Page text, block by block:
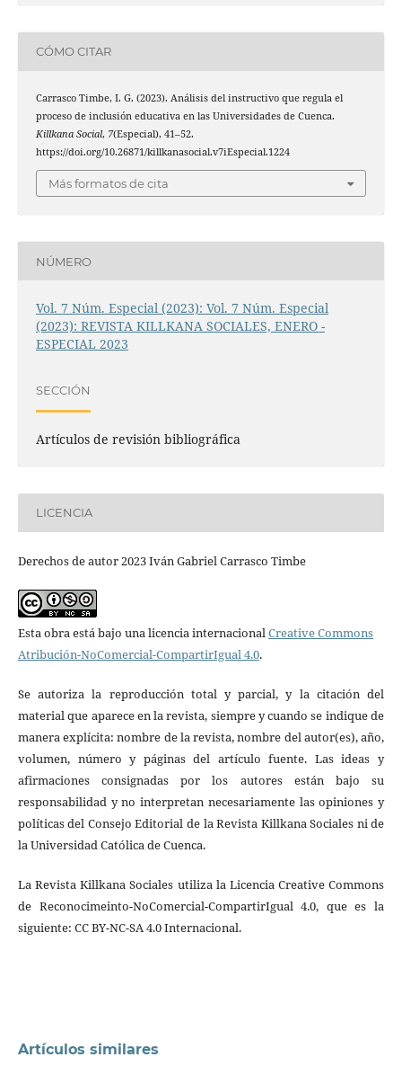
CÓMO CITAR
Carrasco Timbe, I. G. (2023). Análisis del instructivo que regula el
proceso de inclusión educativa en las Universidades de Cuenca.
Killkana Social, 7(Especial), 41–52.
https://doi.org/10.26871/killkanasocial.v7iEspecial.1224
Más formatos de cita
NÚMERO
Vol. 7 Núm. Especial (2023): Vol. 7 Núm. Especial
(2023): REVISTA KILLKANA SOCIALES, ENERO -
ESPECIAL 2023
SECCIÓN
Artículos de revisión bibliográfica
LICENCIA
Derechos de autor 2023 Iván Gabriel Carrasco Timbe
Esta obra está bajo una licencia internacional Creative Commons
Atribución-NoComercial-CompartirIgual 4.0.
Se autoriza la reproducción total y parcial, y la citación del
material que aparece en la revista, siempre y cuando se indique de
manera explícita: nombre de la revista, nombre del autor(es), año,
volumen, número y páginas del artículo fuente. Las ideas y
afirmaciones consignadas por los autores están bajo su
responsabilidad y no interpretan necesariamente las opiniones y
políticas del Consejo Editorial de la Revista Killkana Sociales ni de
la Universidad Católica de Cuenca.
La Revista Killkana Sociales utiliza la Licencia Creative Commons
de Reconocimeinto-NoComercial-CompartirIgual 4.0, que es la
siguiente: CC BY-NC-SA 4.0 Internacional.
Artículos similares